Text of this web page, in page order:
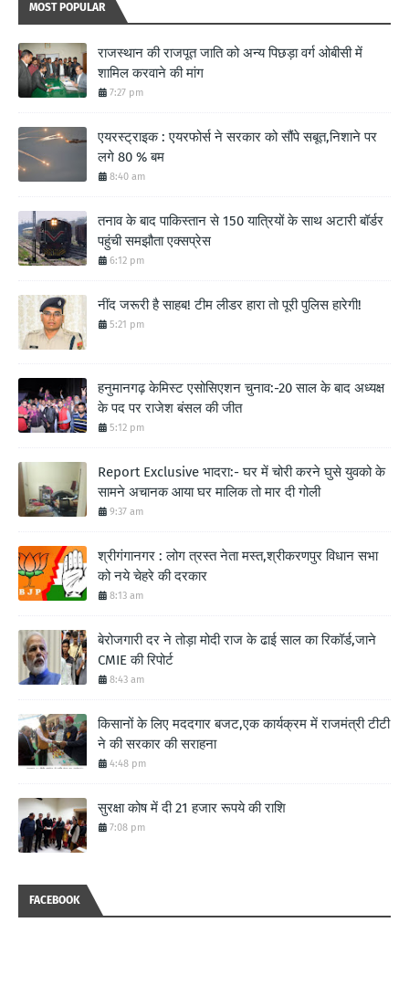
MOST POPULAR
राजस्थान की राजपूत जाति को अन्य पिछड़ा वर्ग ओबीसी में
शामिल करवाने की मांग
7:27 pm
एयरस्ट्राइक : एयरफोर्स ने सरकार को सौंपे सबूत,निशाने पर
लगे 80 % बम
8:40 am
तनाव के बाद पाकिस्तान से 150 यात्रियों के साथ अटारी बॉर्डर
पहुंची समझौता एक्सप्रेस
6:12 pm
नींद जरूरी है साहब! टीम लीडर हारा तो पूरी पुलिस हारेगी!
5:21 pm
हनुमानगढ़ केमिस्ट एसोसिएशन चुनाव:-20 साल के बाद अध्यक्ष
के पद पर राजेश बंसल की जीत
5:12 pm
Report Exclusive भादरा:- घर में चोरी करने घुसे युवको के
सामने अचानक आया घर मालिक तो मार दी गोली
9:37 am
श्रीगंगानगर : लोग त्रस्त नेता मस्त,श्रीकरणपुर विधान सभा
को नये चेहरे की दरकार
8:13 am
बेरोजगारी दर ने तोड़ा मोदी राज के ढाई साल का रिकॉर्ड,जाने
CMIE की रिपोर्ट
8:43 am
किसानों के लिए मददगार बजट,एक कार्यक्रम में राजमंत्री टीटी
ने की सरकार की सराहना
4:48 pm
सुरक्षा कोष में दी 21 हजार रूपये की राशि
7:08 pm
FACEBOOK